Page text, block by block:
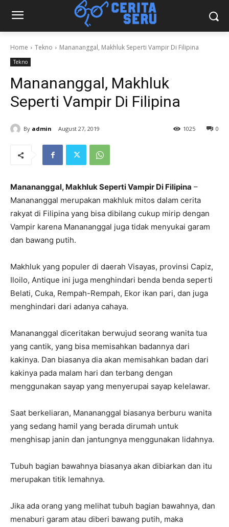
Home Tekno Manananggal, Makhluk Seperti Vampir Di Filipina
Tekno
Manananggal, Makhluk
Seperti Vampir Di Filipina
By admin August 27, 2019 0
1025
Manananggal, Makhluk Seperti Vampir Di Filipina –
Manananggal merupakan makhluk mitos dalam cerita
rakyat di Filipina yang bisa dibilang cukup mirip dengan
Vampir karena Manananggal juga tidak menyukai garam
dan bawang putih.
Makhluk yang populer di daerah Visayas, provinsi Capiz,
Iloilo, Antique ini juga menghindari benda benda seperti
Belati, Cuka, Rempah-Rempah, Ekor ikan pari, dan juga
menghindari dari adanya cahaya.
Manananggal diceritakan berwujud seorang wanita tua
yang cantik, yang bisa memisahkan badannya dari
kakinya. Dan biasanya dia akan memisahkan badan dari
kakinya pada malam hari dan terbang dengan
menggunakan sayap yang menyerupai sayap kelelawar.
Saat berkeliaran, Manananggal biasanya berburu wanita
yang sedang hamil yang berada dirumah untuk
menghisap janin dan jantungnya menggunakan lidahnya.
Tubuh bagian bawahnya biasanya akan dibiarkan dan itu
merupakan titik lemahnya.
Jika ada orang yang melihat tubuh bagian bawahnya, dan
menaburi garam atau diberi bawang putih, maka